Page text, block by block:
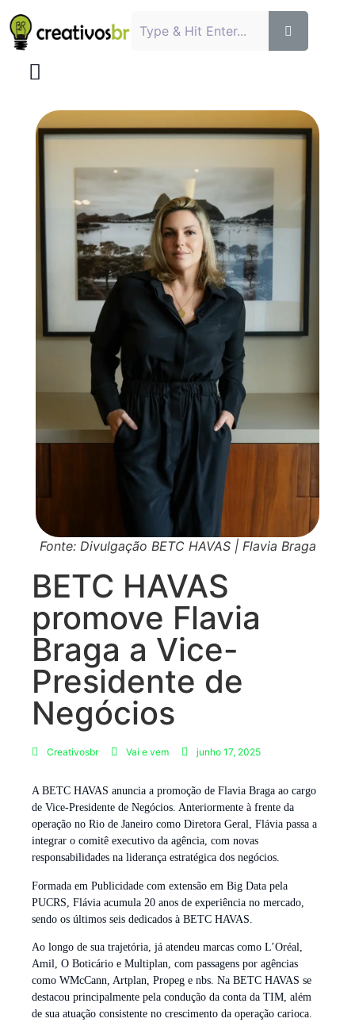
Fonte: Divulgação BETC HAVAS | Flavia Braga
BETC HAVAS
promove Flavia
Braga a Vice-
Presidente de
Negócios
Creativosbr Vai e vem junho 17, 2025
A BETC HAVAS anuncia a promoção de Flavia Braga ao cargo
de Vice-Presidente de Negócios. Anteriormente à frente da
operação no Rio de Janeiro como Diretora Geral, Flávia passa a
integrar o comitê executivo da agência, com novas
responsabilidades na liderança estratégica dos negócios.
Formada em Publicidade com extensão em Big Data pela
PUCRS, Flávia acumula 20 anos de experiência no mercado,
sendo os últimos seis dedicados à BETC HAVAS.
Ao longo de sua trajetória, já atendeu marcas como L’Oréal,
Amil, O Boticário e Multiplan, com passagens por agências
como WMcCann, Artplan, Propeg e nbs. Na BETC HAVAS se
destacou principalmente pela condução da conta da TIM, além
de sua atuação consistente no crescimento da operação carioca.